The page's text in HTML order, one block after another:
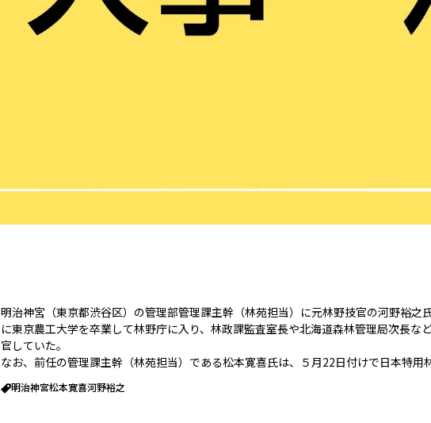
明治神宮（東京都渋谷区）の管理部管理課主幹（林苑担当）に元林野技官の河野裕
に東京農工大学を卒業して林野庁に入り、林政課監査室長や北海道森林管理局次長
官していた。
なお、前任の管理課主幹（林苑担当）である松本寛喜氏は、５月22日付けで日本特用
明治神宮松本寛喜河野裕之